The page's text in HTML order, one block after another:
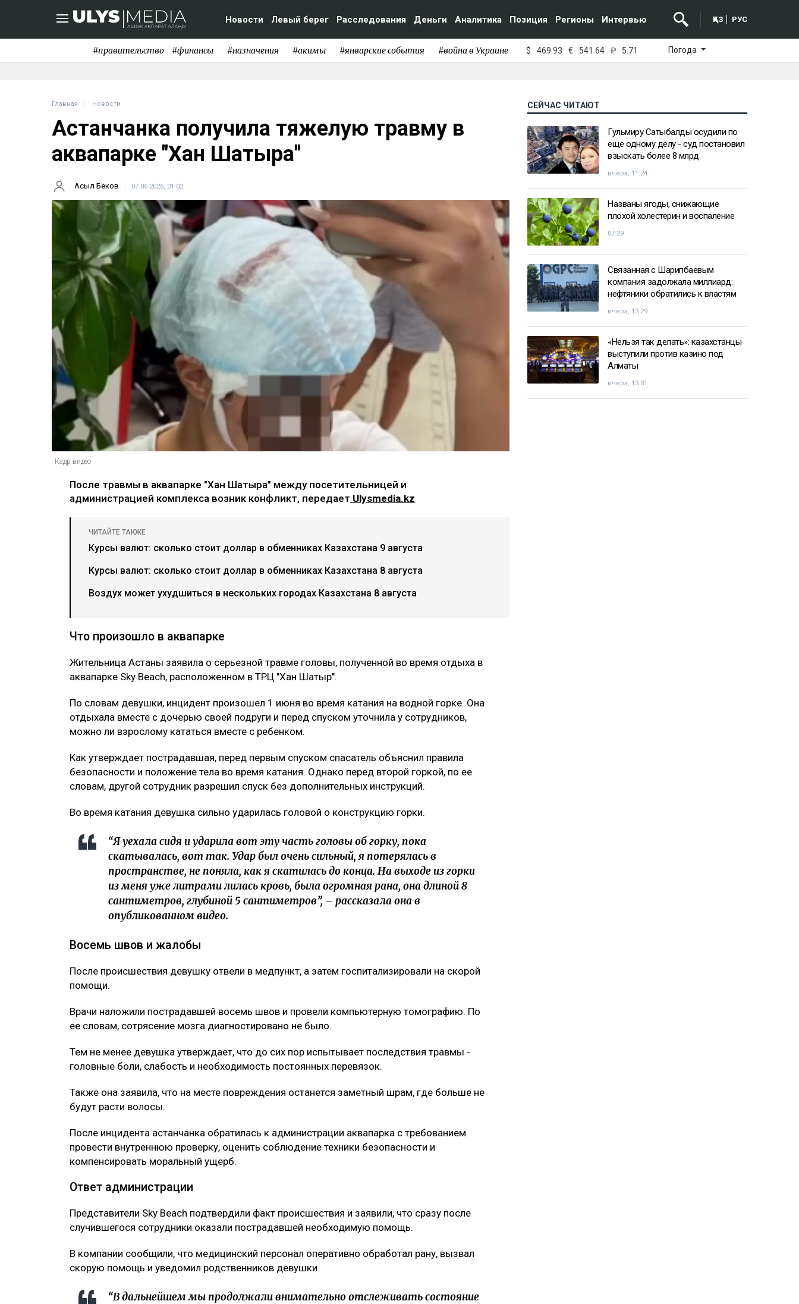
Новости Левый берег Расследования Деньги Аналитика Позиция Регионы Интервью ҚАЗ РУС
#правительство #финансы #назначения #акимы #январские события #война в Украине $ 469.93 € 541.64 ₽ 5.71 Погода
Главная Новости
Астанчанка получила тяжелую травму в
аквапарке "Хан Шатыра"
Асыл Беков 07.06.2026, 01:02
Кадр видео
После травмы в аквапарке "Хан Шатыра" между посетительницей и
администрацией комплекса возник конфликт, передает Ulysmedia.kz
ЧИТАЙТЕ ТАКЖЕ
Курсы валют: сколько стоит доллар в обменниках Казахстана 9 августа
Курсы валют: сколько стоит доллар в обменниках Казахстана 8 августа
Воздух может ухудшиться в нескольких городах Казахстана 8 августа
Что произошло в аквапарке
Жительница Астаны заявила о серьезной травме головы, полученной во время отдыха в
аквапарке Sky Beach, расположенном в ТРЦ "Хан Шатыр".
По словам девушки, инцидент произошел 1 июня во время катания на водной горке. Она
отдыхала вместе с дочерью своей подруги и перед спуском уточнила у сотрудников,
можно ли взрослому кататься вместе с ребенком.
Как утверждает пострадавшая, перед первым спуском спасатель объяснил правила
безопасности и положение тела во время катания. Однако перед второй горкой, по ее
словам, другой сотрудник разрешил спуск без дополнительных инструкций.
Во время катания девушка сильно ударилась головой о конструкцию горки.
“Я уехала сидя и ударила вот эту часть головы об горку, пока
скатывалась, вот так. Удар был очень сильный, я потерялась в
пространстве, не поняла, как я скатилась до конца. На выходе из горки
из меня уже литрами лилась кровь, была огромная рана, она длиной 8
сантиметров, глубиной 5 сантиметров”, – рассказала она в
опубликованном видео.
Восемь швов и жалобы
После происшествия девушку отвели в медпункт, а затем госпитализировали на скорой
помощи.
Врачи наложили пострадавшей восемь швов и провели компьютерную томографию. По
ее словам, сотрясение мозга диагностировано не было.
Тем не менее девушка утверждает, что до сих пор испытывает последствия травмы -
головные боли, слабость и необходимость постоянных перевязок.
Также она заявила, что на месте повреждения останется заметный шрам, где больше не
будут расти волосы.
После инцидента астанчанка обратилась к администрации аквапарка с требованием
провести внутреннюю проверку, оценить соблюдение техники безопасности и
компенсировать моральный ущерб.
Ответ администрации
Представители Sky Beach подтвердили факт происшествия и заявили, что сразу после
случившегося сотрудники оказали пострадавшей необходимую помощь.
В компании сообщили, что медицинский персонал оперативно обработал рану, вызвал
скорую помощь и уведомил родственников девушки.
“В дальнейшем мы продолжали внимательно отслеживать состояние
СЕЙЧАС ЧИТАЮТ
Гульмиру Сатыбалды осудили по
еще одному делу - суд постановил
взыскать более 8 млрд
вчера, 11:24
Названы ягоды, снижающие
плохой холестерин и воспаление
07:29
Связанная с Шарипбаевым
компания задолжала миллиард:
нефтяники обратились к властям
вчера, 13:29
«Нельзя так делать»: казахстанцы
выступили против казино под
Алматы
вчера, 13:31